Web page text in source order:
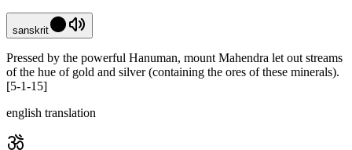
sanskrit
Pressed by the powerful Hanuman, mount Mahendra let out streams
of the hue of gold and silver (containing the ores of these minerals).
[5-1-15]
english translation